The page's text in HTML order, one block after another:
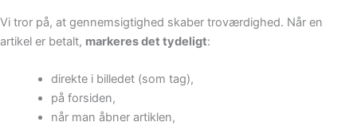
Vi tror på, at gennemsigtighed skaber troværdighed. Når en
artikel er betalt, markeres det tydeligt:
direkte i billedet (som tag),
på forsiden,
når man åbner artiklen,